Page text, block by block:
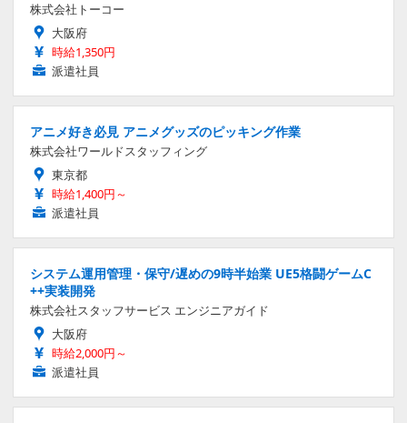
株式会社トーコー
大阪府
時給1,350円
派遣社員
アニメ好き必見 アニメグッズのピッキング作業
株式会社ワールドスタッフィング
東京都
時給1,400円～
派遣社員
システム運用管理・保守/遅めの9時半始業 UE5格闘ゲームC
++実装開発
株式会社スタッフサービス エンジニアガイド
大阪府
時給2,000円～
派遣社員